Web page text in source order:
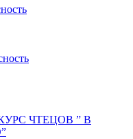
ЧТЕЦОВ ” В